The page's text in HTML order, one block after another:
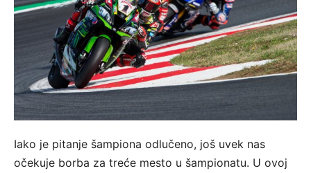
Iako je pitanje šampiona odlučeno, još uvek nas
očekuje borba za treće mesto u šampionatu. U ovoj